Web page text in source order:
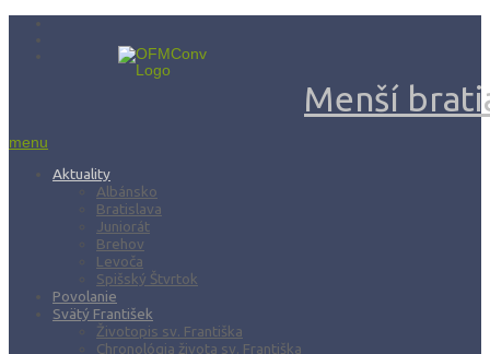
Menší
menu
Aktuality
Albánsko
Bratislava
Juniorát
Brehov
Levoča
Spišský Štvrtok
Povolanie
Svätý František
Životopis sv. Františka
Chronológia života sv. Františka